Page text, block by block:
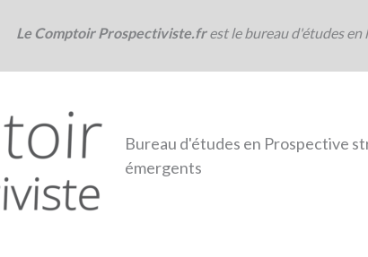
Le Comptoir Prospectiviste.frest le bureau d'études en
Bureau d'études en Prospective
émergents